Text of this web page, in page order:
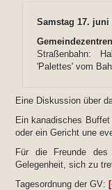
Samstag 17. juni
Straßenbahn:
'Palettes' vom
Eine Diskussion über
Ein kanadisches
oder ein Gericht une
Für die Freunde des
Gelegenheit, sich zu
Tagesordnung der GV: